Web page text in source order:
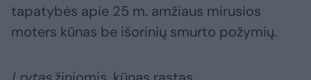
tapatybės apie 25 m. amžiaus mirusios
moters kūnas be išorinių smurto požymių.